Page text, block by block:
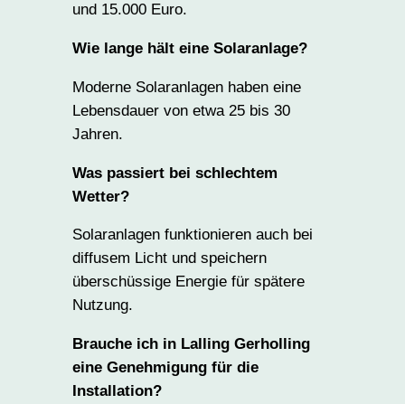
und 15.000 Euro.
Wie lange hält eine Solaranlage?
Moderne Solaranlagen haben eine
Lebensdauer von etwa 25 bis 30
Jahren.
Was passiert bei schlechtem
Wetter?
Solaranlagen funktionieren auch bei
diffusem Licht und speichern
überschüssige Energie für spätere
Nutzung.
Brauche ich in Lalling Gerholling
eine Genehmigung für die
Installation?